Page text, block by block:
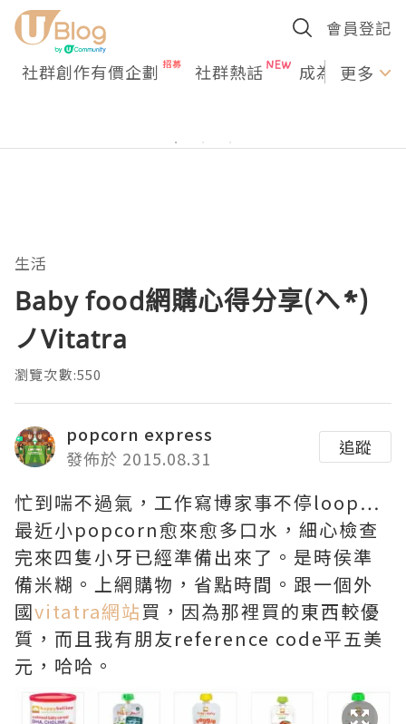
會員登記
社群創作有價企劃 社群熱話 成為U更多
生活
Baby food網購心得分享(`へ´*)
ノVitatra
瀏覽次數:550
popcorn express
發佈於 2015.08.31
追蹤
忙到喘不過氣，工作寫博家事不停loop…
最近小popcorn愈來愈多口水，細心檢查
完來四隻小牙已經準備出來了。是時侯準
備米糊。上網購物，省點時間。跟一個外
國vitatra網站買，因為那裡買的東西較優
質，而且我有朋友reference code平五美
元，哈哈。